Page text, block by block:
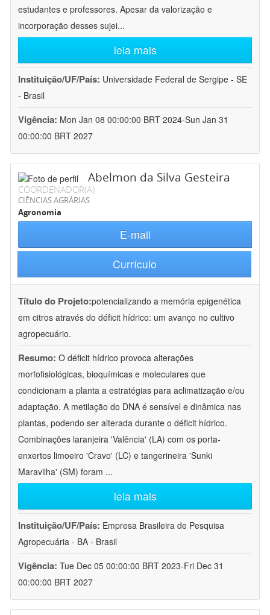
estudantes e professores. Apesar da valorização e
incorporação desses sujei...
leia mais
Instituição/UF/País: Universidade Federal de Sergipe - SE
- Brasil
Vigência: Mon Jan 08 00:00:00 BRT 2024-Sun Jan 31
00:00:00 BRT 2027
Abelmon da Silva Gesteira
COORDENADOR(A)
CIÊNCIAS AGRÁRIAS
Agronomia
E-mail
Currículo
Título do Projeto:potencializando a memória epigenética
em citros através do déficit hídrico: um avanço no cultivo
agropecuário.
Resumo: O déficit hídrico provoca alterações
morfofisiológicas, bioquímicas e moleculares que
condicionam a planta a estratégias para aclimatização e/ou
adaptação. A metilação do DNA é sensível e dinâmica nas
plantas, podendo ser alterada durante o déficit hídrico.
Combinações laranjeira 'Valência' (LA) com os porta-
enxertos limoeiro 'Cravo' (LC) e tangerineira 'Sunki
Maravilha' (SM) foram ...
leia mais
Instituição/UF/País: Empresa Brasileira de Pesquisa
Agropecuária - BA - Brasil
Vigência: Tue Dec 05 00:00:00 BRT 2023-Fri Dec 31
00:00:00 BRT 2027